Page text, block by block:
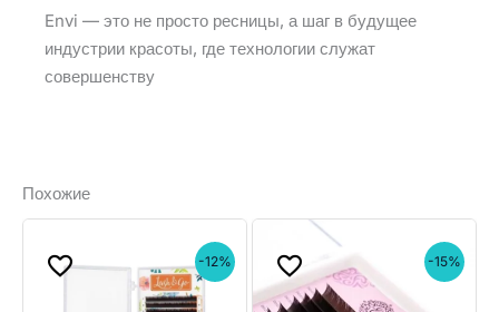
Envi — это не просто ресницы, а шаг в будущее
индустрии красоты, где технологии служат
совершенству
Похожие
-12% -15%